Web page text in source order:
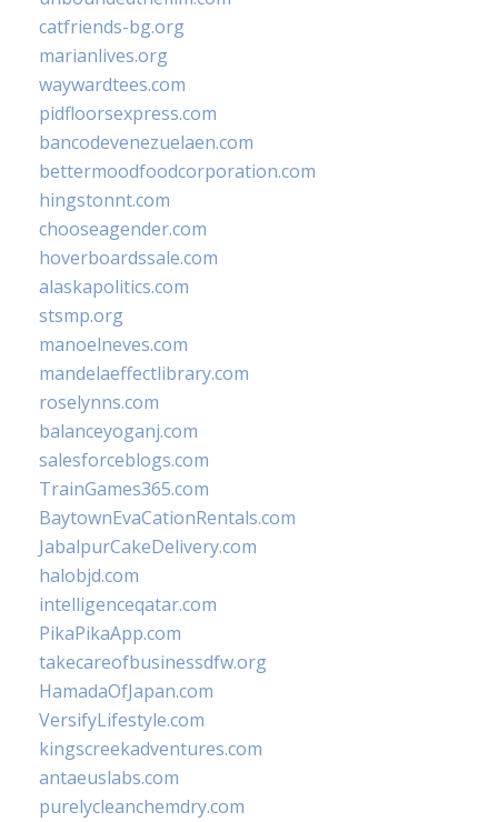
catfriends-bg.org
marianlives.org
waywardtees.com
pidfloorsexpress.com
bancodevenezuelaen.com
bettermoodfoodcorporation.com
hingstonnt.com
chooseagender.com
hoverboardssale.com
alaskapolitics.com
stsmp.org
manoelneves.com
mandelaeffectlibrary.com
roselynns.com
balanceyoganj.com
salesforceblogs.com
TrainGames365.com
BaytownEvaCationRentals.com
JabalpurCakeDelivery.com
halobjd.com
intelligenceqatar.com
PikaPikaApp.com
takecareofbusinessdfw.org
HamadaOfJapan.com
VersifyLifestyle.com
kingscreekadventures.com
antaeuslabs.com
purelycleanchemdry.com